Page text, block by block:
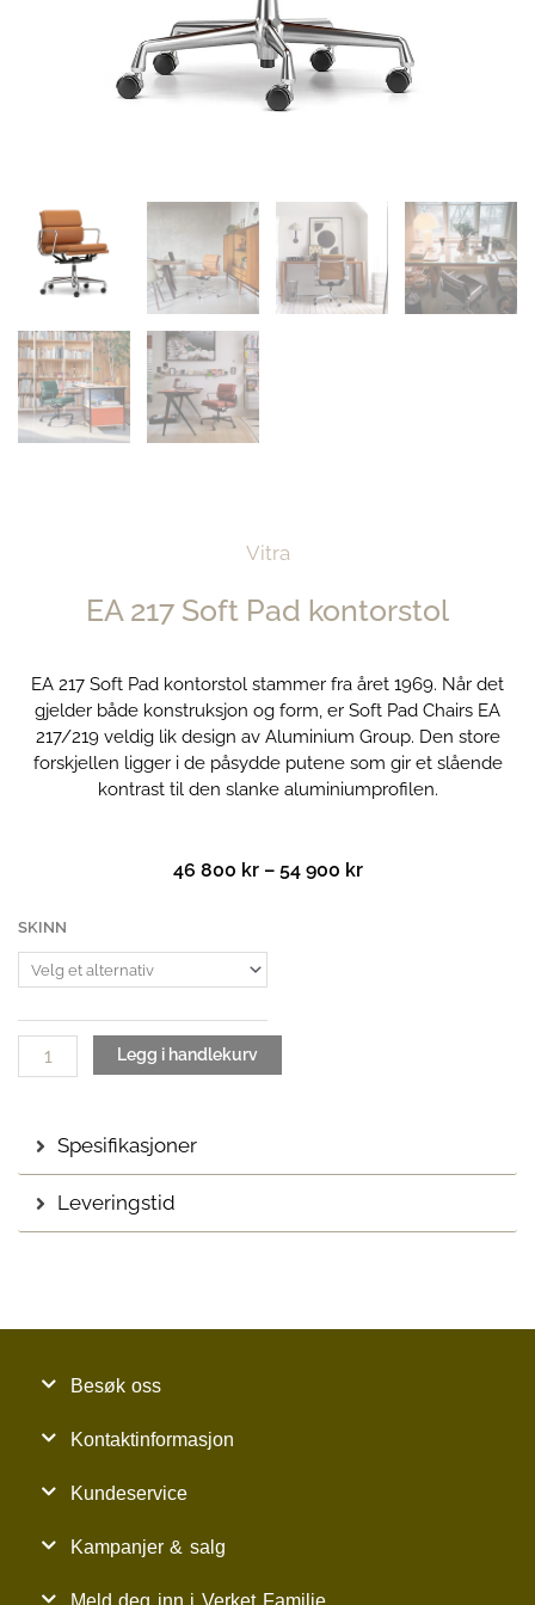
Vitra
EA 217 Soft Pad kontorstol
EA 217 Soft Pad kontorstol stammer fra året 1969. Når det
gjelder både konstruksjon og form, er Soft Pad Chairs EA
217/219 veldig lik design av Aluminium Group. Den store
forskjellen ligger i de påsydde putene som gir et slående
kontrast til den slanke aluminiumprofilen.
46 800 kr – 54 900 krPrisområde:
SKINN
EA
217
Soft
antall
Legg i handlekurv
Spesifikasjoner
Leveringstid
Besøk oss
Kontaktinformasjon
Kundeservice
Kampanjer & salg
Meld deg inn i Verket Familie